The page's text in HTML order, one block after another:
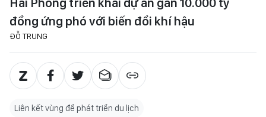
đồng ứng phó với biến đổi khí hậu
ĐỖ TRUNG
Liên kết vùng để phát triển du lịch